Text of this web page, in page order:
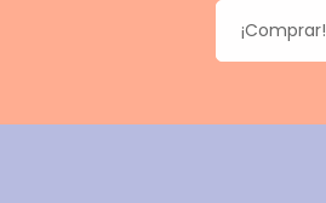
¡Comprar!